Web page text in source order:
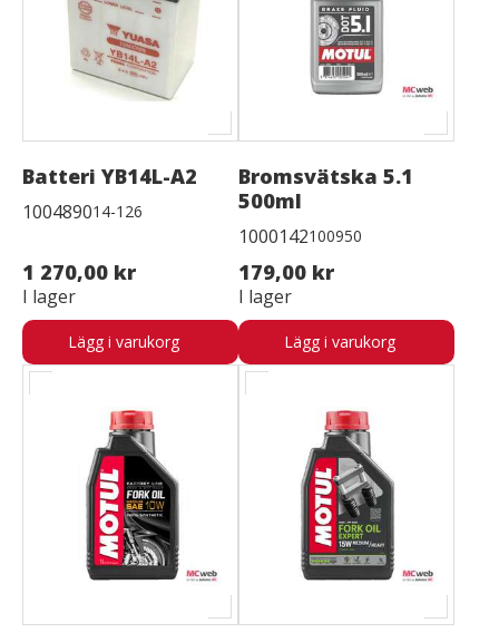
Batteri YB14L-A2
100489014-126
1 270,00 kr
I lager
Lägg i varukorg
Bromsvätska 5.1
500ml
1000142100950
179,00 kr
I lager
Lägg i varukorg